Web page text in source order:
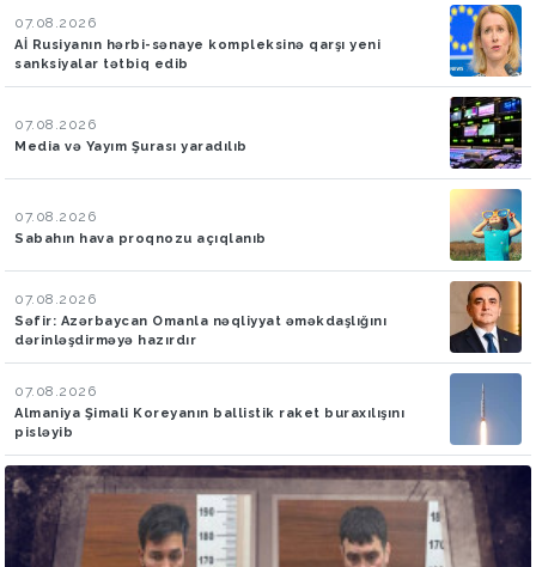
07.08.2026
Aİ Rusiyanın hərbi-sənaye kompleksinə qarşı yeni
sanksiyalar tətbiq edib
07.08.2026
Media və Yayım Şurası yaradılıb
07.08.2026
Sabahın hava proqnozu açıqlanıb
07.08.2026
Səfir: Azərbaycan Omanla nəqliyyat əməkdaşlığını
dərinləşdirməyə hazırdır
07.08.2026
Almaniya Şimali Koreyanın ballistik raket buraxılışını
pisləyib